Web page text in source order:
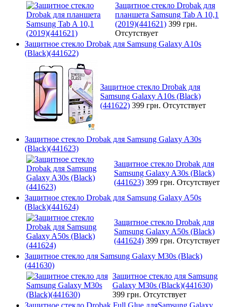
Защитное стекло Drobak для
планшета Samsung Tab A 10,1
(2019)(441621) 399 грн.
Отсутствует
Защитное стекло Drobak для Samsung Galaxy A10s
(Black)(441622)
Защитное стекло Drobak для
Samsung Galaxy A10s (Black)
(441622) 399 грн. Отсутствует
Защитное стекло Drobak для Samsung Galaxy A30s
(Black)(441623)
Защитное стекло Drobak для
Samsung Galaxy A30s (Black)
(441623) 399 грн. Отсутствует
Защитное стекло Drobak для Samsung Galaxy A50s
(Black)(441624)
Защитное стекло Drobak для
Samsung Galaxy A50s (Black)
(441624) 399 грн. Отсутствует
Защитное стекло для Samsung Galaxy M30s (Black)
(441630)
Защитное стекло для Samsung
Galaxy M30s (Black)(441630)
399 грн. Отсутствует
Защитное стекло Drobak Full Glue дляSamsung Galaxy